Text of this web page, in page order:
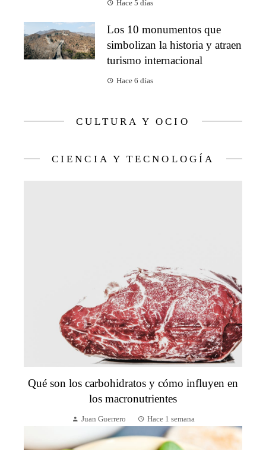
Hace 5 días
Los 10 monumentos que
simbolizan la historia y atraen
turismo internacional
Hace 6 días
CULTURA Y OCIO
CIENCIA Y TECNOLOGÍA
Qué son los carbohidratos y cómo influyen en
los macronutrientes
Juan Guerrero Hace 1 semana